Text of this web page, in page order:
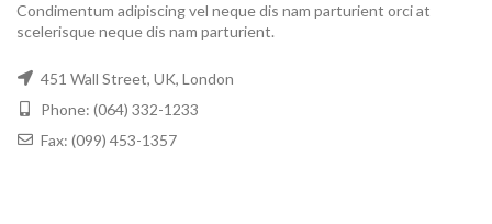
Condimentum adipiscing vel neque dis nam parturient orci at
scelerisque neque dis nam parturient.
451 Wall Street, UK, London
Phone: (064) 332-1233
Fax: (099) 453-1357